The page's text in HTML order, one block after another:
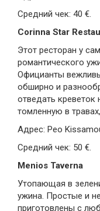
Средний чек: 40 €.
Corinna Star
Этот ресторан у
романтического
Официанты
обширно и
отведать креветок
томленную в
Адрес: Peo
Средний чек: 50 €.
Menios Taverna
Утопающая в
ужина. Простые и
приготовлены с